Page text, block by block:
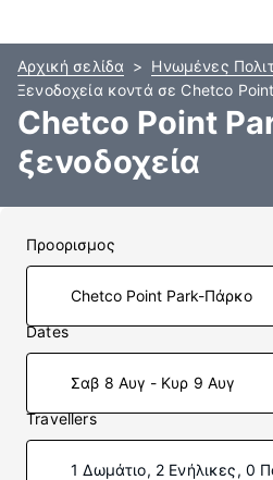
Αρχική σελίδα
Ηνωμένες
Ξενοδοχεία κοντά σε Chetco
Chetco Point
ξενοδοχεία
Προορισμος
Dates
Σαβ 8 Αυγ - Κυρ 9 Αυγ
Travellers
1 Δωμάτιο, 2 Ενήλικες, 0